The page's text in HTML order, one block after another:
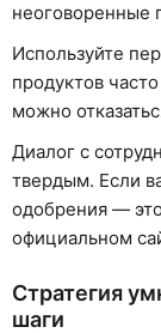
неоговоренные
Используйте
продуктов
можно
Диалог с
твердым. Если
одобрения —
официальном
Стратегия
шаги